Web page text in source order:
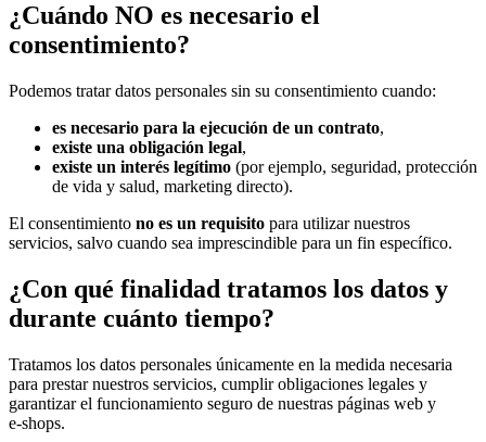
¿Cuándo NO es necesario el
consentimiento?
Podemos tratar datos personales sin su consentimiento cuando:
es necesario para la ejecución de un contrato,
existe una obligación legal,
existe un interés legítimo (por ejemplo, seguridad, protección
de vida y salud, marketing directo).
El consentimiento no es un requisito para utilizar nuestros
servicios, salvo cuando sea imprescindible para un fin específico.
¿Con qué finalidad tratamos los datos y
durante cuánto tiempo?
Tratamos los datos personales únicamente en la medida necesaria
para prestar nuestros servicios, cumplir obligaciones legales y
garantizar el funcionamiento seguro de nuestras páginas web y
e‑shops.